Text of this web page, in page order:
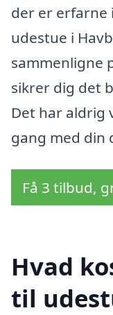
der er
udestue i
sammenligne
sikrer dig det
Det har aldrig
gang med din
Få 3 tilbud,
Hvad
til